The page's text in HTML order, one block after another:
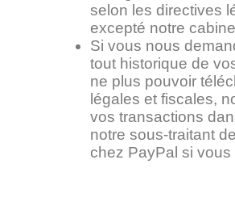
selon les directives
excepté notre
Si vous nous
tout historique de
ne plus pouvoir
légales et fiscales,
vos transactions
notre sous-traitant
chez PayPal si